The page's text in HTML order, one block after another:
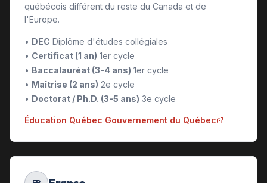
québécois différent du reste du Canada et de
l'Europe.
• DEC Diplôme d'études collégiales
• Certificat (1 an) 1er cycle
• Baccalauréat (3-4 ans) 1er cycle
• Maîtrise (2 ans) 2e cycle
• Doctorat / Ph.D. (3-5 ans) 3e cycle
Éducation Québec Gouvernement du Québec